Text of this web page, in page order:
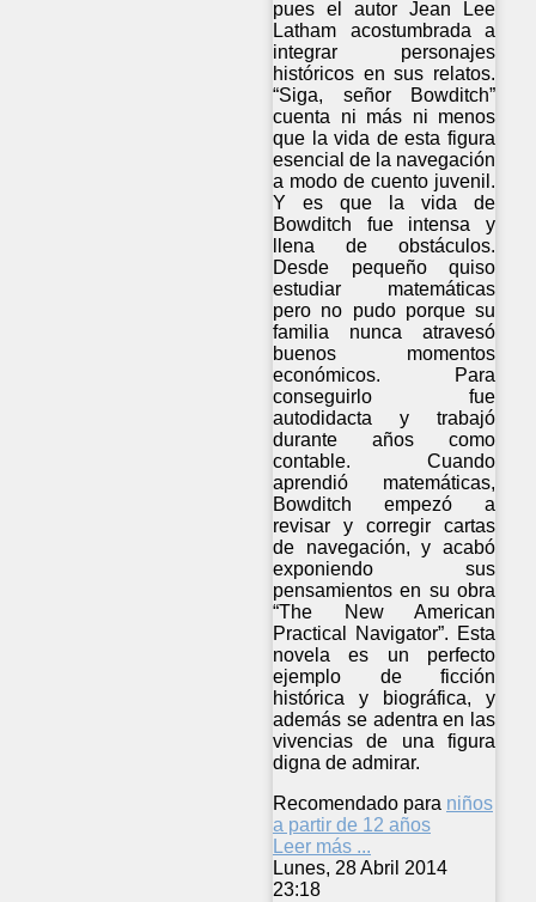
pues el autor Jean Lee
Latham acostumbrada a
integrar personajes
históricos en sus relatos.
“Siga, señor Bowditch”
cuenta ni más ni menos
que la vida de esta figura
esencial de la navegación
a modo de cuento juvenil.
Y es que la vida de
Bowditch fue intensa y
llena de obstáculos.
Desde pequeño quiso
estudiar matemáticas
pero no pudo porque su
familia nunca atravesó
buenos momentos
económicos. Para
conseguirlo fue
autodidacta y trabajó
durante años como
contable. Cuando
aprendió matemáticas,
Bowditch empezó a
revisar y corregir cartas
de navegación, y acabó
exponiendo sus
pensamientos en su obra
“The New American
Practical Navigator”. Esta
novela es un perfecto
ejemplo de ficción
histórica y biográfica, y
además se adentra en las
vivencias de una figura
digna de admirar.
Recomendado para niños
a partir de 12 años
Leer más ...
Lunes, 28 Abril 2014
23:18